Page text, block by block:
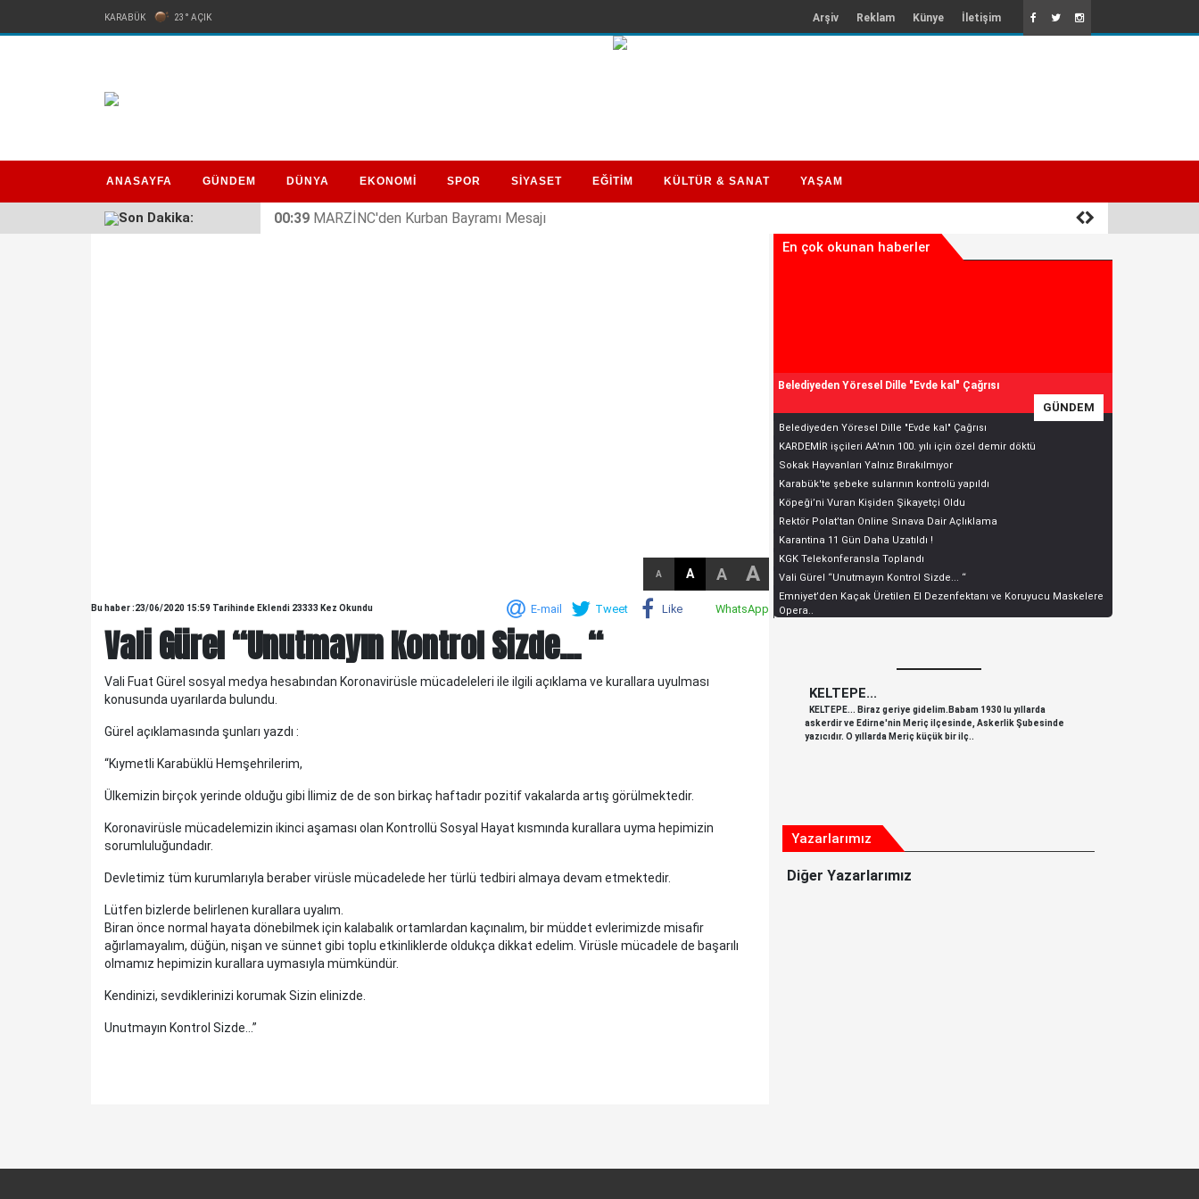
KARABÜK 23° AÇIK Arşiv Reklam Künye İletişim
ANASAYFA GÜNDEM DÜNYA EKONOMİ SPOR SİYASET EĞİTİM KÜLTÜR & SANAT YAŞAM
Son Dakika: 00:39 MARZİNC'den Kurban Bayramı Mesajı
A A A A
Bu haber :23/06/2020 15:59 Tarihinde Eklendi 23333 Kez Okundu E-mail Tweet Like WhatsApp
Vali Gürel “Unutmayın Kontrol Sizde... “
Vali Fuat Gürel sosyal medya hesabından Koronavirüsle mücadeleleri ile ilgili açıklama ve kurallara uyulması
konusunda uyarılarda bulundu.
Gürel açıklamasında şunları yazdı :
“Kıymetli Karabüklü Hemşehrilerim,
Ülkemizin birçok yerinde olduğu gibi İlimiz de de son birkaç haftadır pozitif vakalarda artış görülmektedir.
Koronavirüsle mücadelemizin ikinci aşaması olan Kontrollü Sosyal Hayat kısmında kurallara uyma hepimizin
sorumluluğundadır.
Devletimiz tüm kurumlarıyla beraber virüsle mücadelede her türlü tedbiri almaya devam etmektedir.
Lütfen bizlerde belirlenen kurallara uyalım.
Biran önce normal hayata dönebilmek için kalabalık ortamlardan kaçınalım, bir müddet evlerimizde misafir
ağırlamayalım, düğün, nişan ve sünnet gibi toplu etkinliklerde oldukça dikkat edelim. Virüsle mücadele de başarılı
olmamız hepimizin kurallara uymasıyla mümkündür.
Kendinizi, sevdiklerinizi korumak Sizin elinizde.
Unutmayın Kontrol Sizde...”
En çok okunan haberler
Belediyeden Yöresel Dille "Evde kal" Çağrısı
GÜNDEM
Belediyeden Yöresel Dille "Evde kal" Çağrısı
KARDEMİR işçileri AA'nın 100. yılı için özel demir döktü
Sokak Hayvanları Yalnız Bırakılmıyor
Karabük'te şebeke sularının kontrolü yapıldı
Köpeği’ni Vuran Kişiden Şikayetçi Oldu
Rektör Polat’tan Online Sınava Dair Açlıklama
Karantina 11 Gün Daha Uzatıldı !
KGK Telekonferansla Toplandı
Vali Gürel “Unutmayın Kontrol Sizde... “
Emniyet’den Kaçak Üretilen El Dezenfektanı ve Koruyucu Maskelere
Opera..
KELTEPE...
KELTEPE... Biraz geriye gidelim.Babam 1930 lu yıllarda
yazıcıdır. O yıllarda Meriç küçük bir ilç..
KELTEPE... KELTEPE...
KELTEPE... Biraz geriye gidelim.Babam 1930 lu yıllarda
askerdir ve Edirne'nin Meriç ilçesinde, Askerlik Şubesinde
yazıcıdır. O yıllarda Meriç küçük bir ilç..
Yazarlarımız
Diğer Yazarlarımız